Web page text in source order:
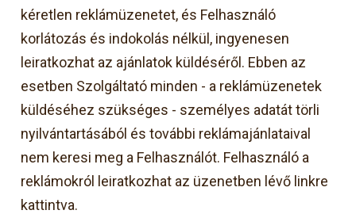
kéretlen reklámüzenetet, és Felhasználó
korlátozás és indokolás nélkül, ingyenesen
leiratkozhat az ajánlatok küldéséről. Ebben az
esetben Szolgáltató minden - a reklámüzenetek
küldéséhez szükséges - személyes adatát törli
nyilvántartásából és további reklámajánlataival
nem keresi meg a Felhasználót. Felhasználó a
reklámokról leiratkozhat az üzenetben lévő linkre
kattintva.